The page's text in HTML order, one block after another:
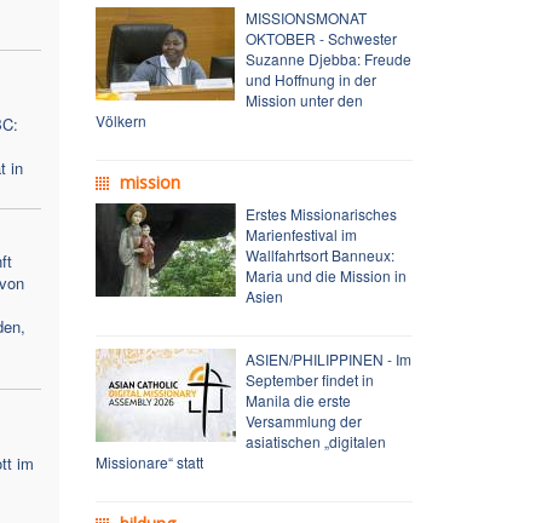
in
im
MISSIONSMONAT
OKTOBER - Schwester
Suzanne Djebba: Freude
und Hoffnung in der
Mission unter den
Völkern
mission
Erstes Missionarisches
Marienfestival im
Wallfahrtsort Banneux:
Maria und die Mission in
Asien
ASIEN/PHILIPPINEN - Im
September findet in
Manila die erste
Versammlung der
asiatischen „digitalen
Missionare“ statt